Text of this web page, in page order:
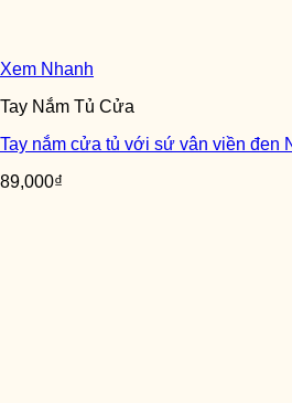
Xem Nhanh
Tay Nắm Tủ Cửa
Tay nắm cửa tủ với sứ vân viền đen
89,000₫